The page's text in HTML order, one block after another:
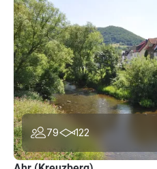
79 122